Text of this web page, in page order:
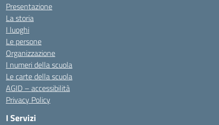
Presentazione
La storia
I luoghi
Le persone
Organizzazione
I numeri della scuola
Le carte della scuola
AGID – accessibilità
Privacy Policy
I Servizi